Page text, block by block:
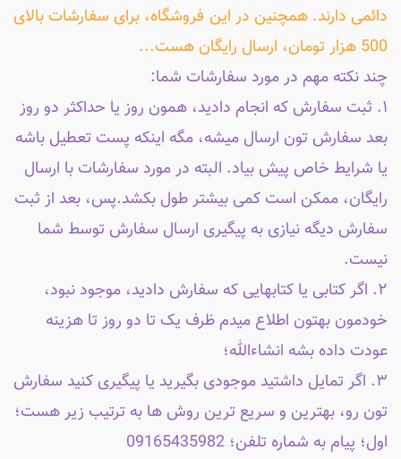
دائمی دارند. همچنین در این فروشگاه، برای سفارشات بالای
500 هزار تومان، ارسال رایگان هست...
چند نکته مهم در مورد سفارشات شما:
۱. ثبت سفارش که انجام دادید، همون روز یا حداکثر دو روز
بعد سفارش تون ارسال میشه، مگه اینکه پست تعطیل باشه
یا شرایط خاص پیش بیاد. البته در مورد سفارشات با ارسال
رایگان، ممکن است کمی بیشتر طول بکشد.پس، بعد از ثبت
سفارش دیگه نیازی به پیگیری ارسال سفارش توسط شما
نیست.
۲. اگر کتابی یا کتابهایی که سفارش دادید، موجود نبود،
خودمون بهتون اطلاع میدم ظرف یک تا دو روز تا هزینه
عودت داده بشه انشاءالله؛
۳. اگر تمایل داشتید موجودی بگیرید یا پیگیری کنید سفارش
تون رو، بهترین و سریع ترین روش ها به ترتیب زیر هست؛
اول؛ پیام به شماره تلفن؛ 09165435982